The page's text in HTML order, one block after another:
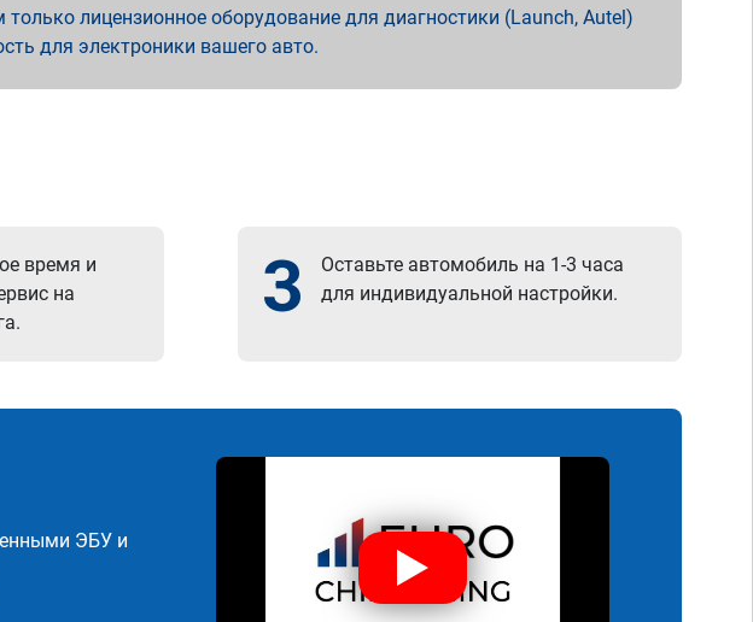
лицензионное оборудование для диагностики (Launch, Autel)
для электроники вашего авто.
время и
на
3
Оставьте автомобиль на 1-3 часа
для индивидуальной настройки.
ЭБУ и